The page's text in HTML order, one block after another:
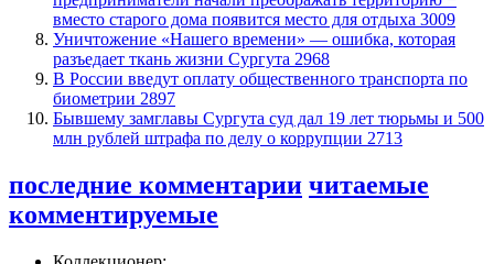
вместо старого дома появится место для отдыха 3009
​Уничтожение «Нашего времени» — ошибка, которая
разъедает ткань жизни Сургута 2968
В России введут оплату общественного транспорта по
биометрии 2897
Бывшему замглавы Сургута суд дал 19 лет тюрьмы и 500
млн рублей штрафа по делу о коррупции 2713
последние комментарии читаемые
комментируемые